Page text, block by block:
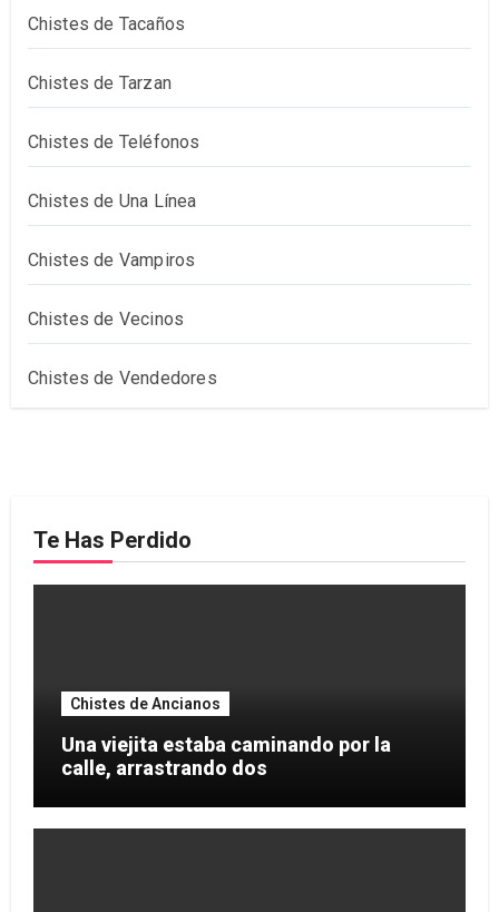
Chistes de Tacaños
Chistes de Tarzan
Chistes de Teléfonos
Chistes de Una Línea
Chistes de Vampiros
Chistes de Vecinos
Chistes de Vendedores
Te Has Perdido
Chistes de Ancianos
Una viejita estaba caminando por la
calle, arrastrando dos